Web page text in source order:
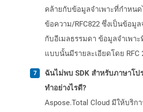
คล้ายกับข้อมูลจำเพาะที่กำหนด
ข้อความ/RFC822 ซึ่งเป็นข้อมูล
กับอีเมลธรรมดา ข้อมูลจำเพา
แบบนั้นมีรายละเอียดโดย RFC
ฉันไม่พบ SDK สำหรับภาษาโ
ทำอย่างไรดี?
Aspose.Total Cloud มีให้บริก